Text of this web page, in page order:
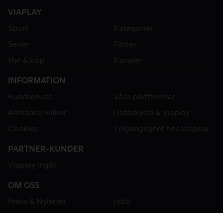
VIAPLAY
Sport
Kategorier
Serier
Filmer
Hyr & köp
Kanaler
INFORMATION
Kundservice
Våra plattformar
Allmänna villkor
Dataskydd & Viaplay
Cookies
Tillgänglighet hos Viaplay
PARTNER-KUNDER
Viaplay ingår
OM OSS
Press & Nyheter
Jobb